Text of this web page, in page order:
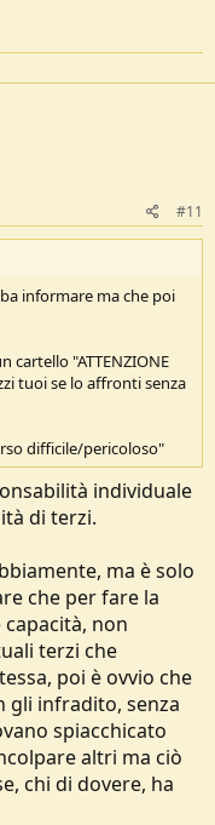
#11
informare ma che poi
cartello "ATTENZIONE
tuoi se lo affronti senza
difficile/pericoloso"
individuale
di terzi.
ma è solo
che per fare la
non
terzi che
poi è ovvio che
gli infradito, senza
spiacchicato
altri ma ciò
chi di dovere, ha